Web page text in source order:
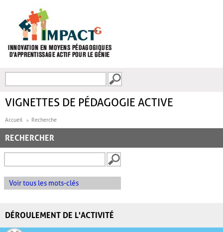
FORMULAIRE DE
VIGNETTES DE PÉDAGOGIE ACTIVE
Accueil Recherche
RECHERCHER
Voir tous les mots-clés
DÉROULEMENT DE L'ACTIVITÉ